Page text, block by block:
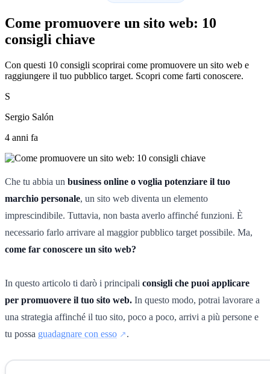
Come promuovere un sito web: 10
consigli chiave
Con questi 10 consigli scoprirai come promuovere un sito web e
raggiungere il tuo pubblico target. Scopri come farti conoscere.
S
Sergio Salón
4 anni fa
Che tu abbia un business online o voglia potenziare il tuo
marchio personale, un sito web diventa un elemento
imprescindibile. Tuttavia, non basta averlo affinché funzioni. È
necessario farlo arrivare al maggior pubblico target possibile. Ma,
come far conoscere un sito web?
In questo articolo ti darò i principali consigli che puoi applicare
per promuovere il tuo sito web. In questo modo, potrai lavorare a
una strategia affinché il tuo sito, poco a poco, arrivi a più persone e
tu possa guadagnare con esso .